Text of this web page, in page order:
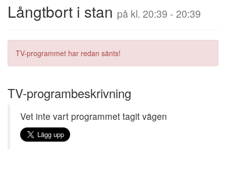
Långtbort i stan på kl. 20:39 - 20:39
TV-programmet har redan sänts!
TV-programbeskrivning
Vet inte vart programmet tagit vägen